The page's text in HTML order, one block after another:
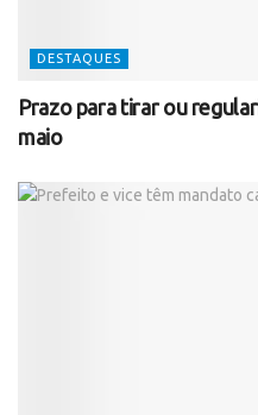
DESTAQUES
Prazo para tirar ou
maio